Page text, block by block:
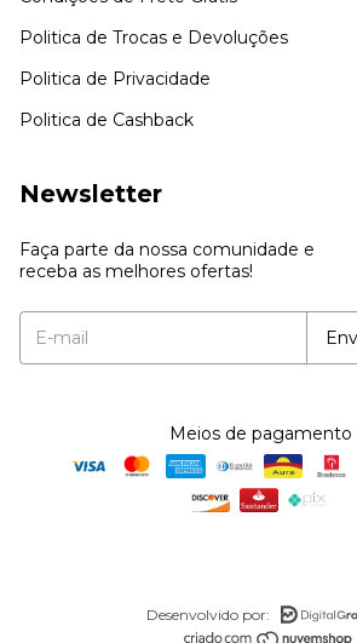
Politica de Trocas e Devoluções
Politica de Privacidade
Politica de Cashback
Newsletter
Faça parte da nossa comunidade e
receba as melhores ofertas!
Meios de pagamento
Desenvolvido por: